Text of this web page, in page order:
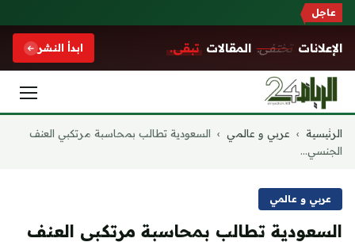
عاجل
الإعلانات تختفي. المقالات تبقى. ابدأ النشر
التجاوز
إلى
المحتوى
الرئيسية › عربي و عالمي › السعودية تطالب بمحاسبة مرتكبي العنف
الجنسي...
عربي و عالمي
السعودية تطالب بمحاسبة مرتكبي العنف